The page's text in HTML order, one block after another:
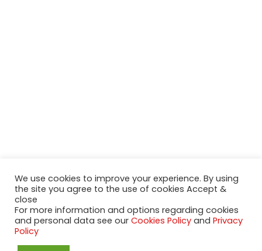
2020-2023 NeueModelleAutos.de. KaripNetwork - All rights
reserved.
NeuesModelAuto.de
We use cookies to improve your experience. By using
the site you agree to the use of cookies Accept &
close
For more information and options regarding cookies
and personal data see our Cookies Policy and Privacy
Policy